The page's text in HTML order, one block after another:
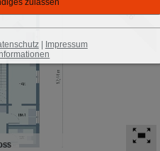
2026
| Impressum